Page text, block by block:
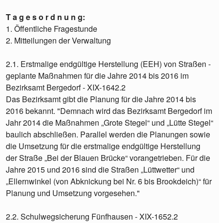
T a g e s o r d n u n g:
1. Öffentliche Fragestunde
2. Mitteilungen der Verwaltung
2.1. Erstmalige endgültige Herstellung (EEH) von Straßen -
geplante Maßnahmen für die Jahre 2014 bis 2016 im
Bezirksamt Bergedorf - XIX-1642.2
Das Bezirksamt gibt die Planung für die Jahre 2014 bis
2016 bekannt. "Demnach wird das Bezirksamt Bergedorf im
Jahr 2014 die Maßnahmen „Grote Stegel“ und „Lütte Stegel“
baulich abschließen. Parallel werden die Planungen sowie
die Umsetzung für die erstmalige endgültige Herstellung
der Straße „Bei der Blauen Brücke“ vorangetrieben. Für die
Jahre 2015 und 2016 sind die Straßen „Lüttwetter“ und
„Ellernwinkel (von Abknickung bei Nr. 6 bis Brookdeich)“ für
Planung und Umsetzung vorgesehen."
2.2. Schulwegsicherung Fünfhausen - XIX-1652.2